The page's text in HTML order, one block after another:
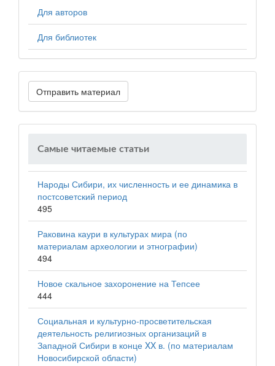
Для авторов
Для библиотек
Отправить материал
Самые читаемые статьи
Народы Сибири, их численность и ее динамика в
постсоветский период
495
Раковина каури в культурах мира (по
материалам археологии и этнографии)
494
Новое скальное захоронение на Тепсее
444
Социальная и культурно-просветительская
деятельность религиозных организаций в
Западной Сибири в конце XX в. (по материалам
Новосибирской области)